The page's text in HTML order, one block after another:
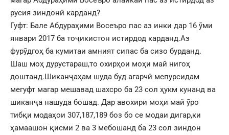
русия зиндонӣ карданд?
Гуфт: Бале Абдураҳими Восеъро пас аз инки дар 16 ӯми
январи 2017 ба тоҷикистон истирдод карданд.Аз
фурӯдгоҳ ба кумитаи амният сипас ба сизо бурданд.
Шаш моҳ дурустараш,то охирҳои моҳи май нигоҳ
доштанд.Шиканҷаҳам шуда буд агарчӣ мепурсидам
мегуфт магар мешавад шахсро ба 23 сол ҳукм кунанд ва
шиканҷа нашуда бошад. Дар авохири моҳи май ӯро
тибқи модаҳои 307,187,189 боз бо се модаи дигар,ки
ҳамаашон қисми 2 ва 3 мебошанд ба 23 сол зиндон